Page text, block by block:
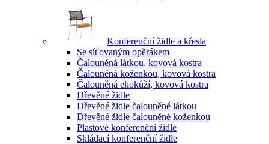
Konferenční židle a křesla
Se síťovaným opěrákem
Čalouněná látkou, kovová kostra
Čalouněná koženkou, kovová kostra
Čalouněná ekokůží, kovová kostra
Dřevěné židle
Dřevěné židle čalouněné látkou
Dřevěné židle čalouněné koženkou
Plastové konferenční židle
Skládací konferenční židle